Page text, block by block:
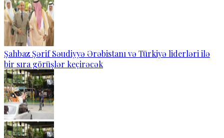
Şahbaz Şərif Səudiyyə Ərəbistanı və Türkiyə liderləri ilə
bir sıra görüşlər keçirəcək